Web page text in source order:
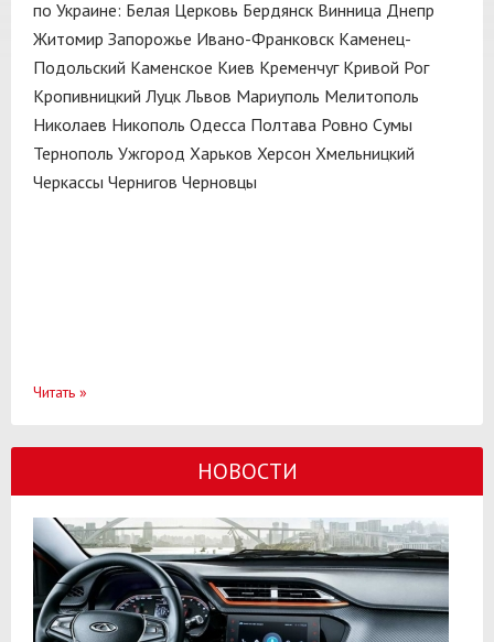
по Украине: Белая Церковь Бердянск Винница Днепр
Житомир Запорожье Ивано-Франковск Каменец-
Подольский Каменское Киев Кременчуг Кривой Рог
Кропивницкий Луцк Львов Мариуполь Мелитополь
Николаев Никополь Одесса Полтава Ровно Сумы
Тернополь Ужгород Харьков Херсон Хмельницкий
Черкассы Чернигов Черновцы
Читать »
НОВОСТИ